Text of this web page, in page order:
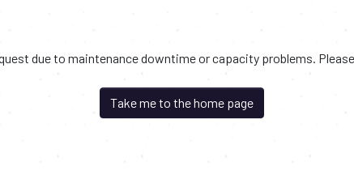
due to maintenance downtime or capacity problems.
Take me to the home page